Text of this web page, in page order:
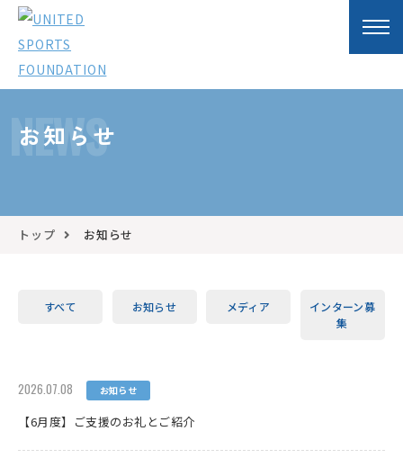
NEWS
お知らせ
トップ お知らせ
すべて お知らせ メディア
インターン募
集
2026.07.08 お知らせ
【6月度】ご支援のお礼とご紹介